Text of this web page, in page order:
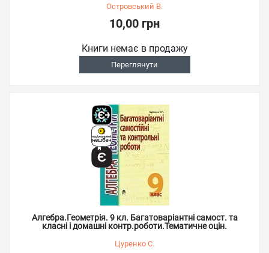
Островський В.
10,00 грн
Книги немає в продажу
Переглянути
Алгебра.Геометрія. 9 кл. Багатоваріантні самост. та
класні і домашні контр.роботи.Тематичне оцін.
Цуренко С.